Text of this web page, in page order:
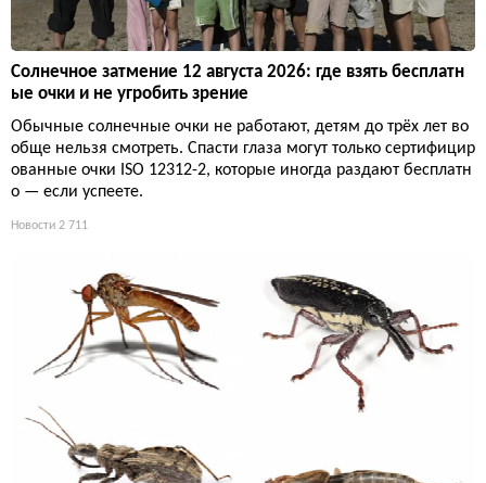
Солнечное затмение 12 августа 2026: где взять бесплатн
ые очки и не угробить зрение
Обычные солнечные очки не работают, детям до трёх лет во
обще нельзя смотреть. Спасти глаза могут только сертифицир
ованные очки ISO 12312-2, которые иногда раздают бесплатн
о — если успеете.
Новости 2 711